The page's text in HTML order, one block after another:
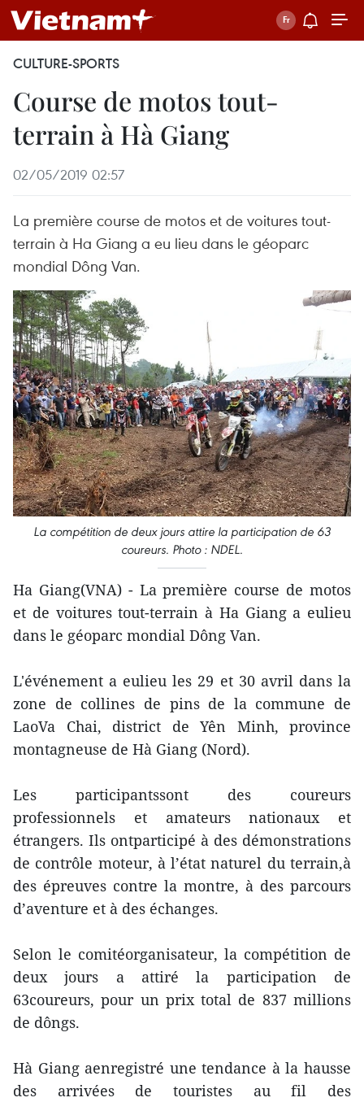
CULTURE-SPORTS
Course de motos tout-
terrain à Hà Giang
02/05/2019 02:57
La première course de motos et de voitures tout-
terrain à Ha Giang a eu lieu dans le géoparc
mondial Dông Van.
La compétition de deux jours attire la participation de 63
coureurs. Photo : NDEL.
Ha Giang(VNA) - La première course de motos
et de voitures tout-terrain à Ha Giang a eulieu
dans le géoparc mondial Dông Van.
L'événement a eulieu les 29 et 30 avril dans la
zone de collines de pins de la commune de
LaoVa Chai, district de Yên Minh, province
montagneuse de Hà Giang (Nord).
Les participantssont des coureurs
professionnels et amateurs nationaux et
étrangers. Ils ontparticipé à des démonstrations
de contrôle moteur, à l’état naturel du terrain,à
des épreuves contre la montre, à des parcours
d’aventure et à des échanges.
Selon le comitéorganisateur, la compétition de
deux jours a attiré la participation de
63coureurs, pour un prix total de 837 millions
de dôngs.
Hà Giang aenregistré une tendance à la hausse
des arrivées de touristes au fil des